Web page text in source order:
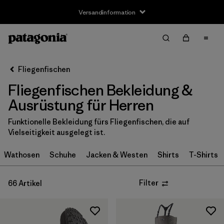
Versandinformation
Filter by
Größe
XXS (1)
XS (29)
M (42)
Fliegenfischen
Fliegenfischen Bekleidung &
Ausrüstung für Herren
Funktionelle Bekleidung fürs Fliegenfischen, die auf
Vielseitigkeit ausgelegt ist.
Wathosen Schuhe Jacken & Westen Shirts T-Shirts
66 Artikel Filter